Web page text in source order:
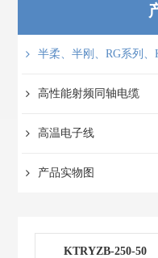
半柔、半刚、RG系列
高性能射频同轴电缆
高温电子线
产品实物图
KTRYZB-250-50